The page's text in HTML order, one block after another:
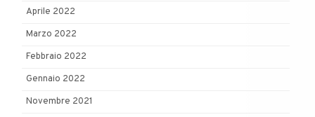
Aprile 2022
Marzo 2022
Febbraio 2022
Gennaio 2022
Novembre 2021